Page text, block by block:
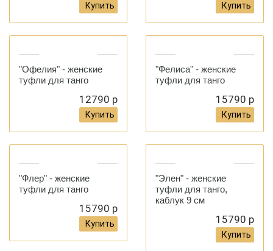
Купить Купить
"Офелия" - женские
туфли для танго
12790 р
Купить
"Фелиса" - женские
туфли для танго
15790 р
Купить
"Флер" - женские
туфли для танго
15790 р
Купить
"Элен" - женские
туфли для танго,
каблук 9 см
15790 р
Купить